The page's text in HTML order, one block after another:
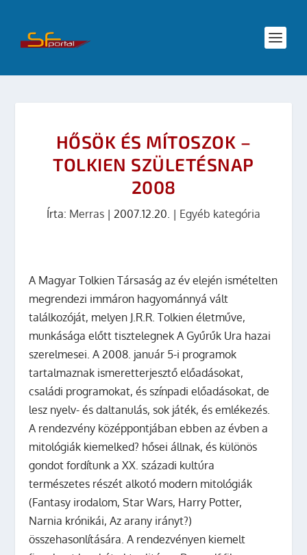
HŐSÖK ÉS MÍTOSZOK –
TOLKIEN SZÜLETÉSNAP
2008
Írta: Merras | 2007.12.20. | Egyéb kategória
A Magyar Tolkien Társaság az év elején ismételten
megrendezi immáron hagyománnyá vált
találkozóját, melyen J.R.R. Tolkien életműve,
munkásága előtt tisztelegnek A Gyűrűk Ura hazai
szerelmesei. A 2008. január 5-i programok
tartalmaznak ismeretterjesztő előadásokat,
családi programokat, és színpadi előadásokat, de
lesz nyelv- és daltanulás, sok játék, és emlékezés.
A rendezvény középpontjában ebben az évben a
mitológiák kiemelked? hősei állnak, és különös
gondot fordítunk a XX. századi kultúra
természetes részét alkotó modern mitológiák
(Fantasy irodalom, Star Wars, Harry Potter,
Narnia krónikái, Az arany irányt?)
összehasonlítására. A rendezvényen kiemelt